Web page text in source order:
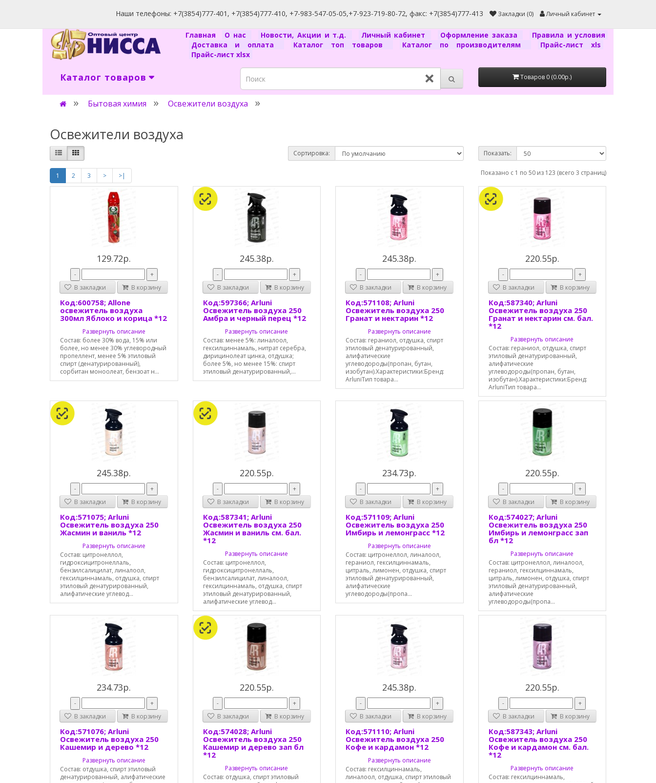
Наши телефоны: +7(3854)777-401, +7(3854)777-410, +7-983-547-05-05,+7-923-719-80-72, факс: +7(3854)777-413 Закладки (0) Личный кабинет
Главная О нас Новости, Акции и т.д. Личный кабинет Оформление заказа
Правила и условия
Доставка и оплата
Каталог топ товаров Каталог по производителям
Прайс-лист xls
Прайс-лист xlsx
Каталог товаров × Товаров 0 (0.00р.)
Бытовая химия Освежители воздуха
Освежители воздуха
Сортировка: Показать:
1 2 3 > >| Показано с 1 по 50 из 123 (всего 3 страниц)
129.72р.
-
+
В закладки
В корзину
Код:600758; Allone
освежитель воздуха
300мл Яблоко и корица *12
Развернуть описание
Состав: более 30% вода, 15% или
более, но менее 30% углевородный
пропеллент, менее 5% этиловый
спирт (денатурированный),
сорбитан моноолеат, бензоат н...
245.38р.
-
+
В закладки
В корзину
Код:597366; Arluni
Освежитель воздуха 250
Амбра и черный перец *12
Развернуть описание
Состав: менее 5%: линалоол,
гексилциннамаль, нитрат серебра,
дирицинолеат цинка, отдушка;
более 5%, но менее 15%: спирт
этиловый денатурированный,...
245.38р.
-
+
В закладки
В корзину
Код:571108; Arluni
Освежитель воздуха 250
Гранат и нектарин *12
Развернуть описание
Состав: гераниол, отдушка, спирт
этиловый денатурированный,
алифатические
углеводороды(пропан, бутан,
изобутан).Характеристики:Бренд:
ArluniТип товара...
220.55р.
-
+
В закладки
В корзину
Код:587340; Arluni
Освежитель воздуха 250
Гранат и нектарин см. бал.
*12
Развернуть описание
Состав: гераниол, отдушка, спирт
этиловый денатурированный,
алифатические
углеводороды(пропан, бутан,
изобутан).Характеристики:Бренд:
ArluniТип товара...
245.38р.
-
+
В закладки
В корзину
Код:571075; Arluni
Освежитель воздуха 250
Жасмин и ваниль *12
Развернуть описание
Состав: цитронеллол,
гидроксицитронеллаль,
бензилсалицилат, линалоол,
гексилциннамаль, отдушка, спирт
этиловый денатурированный,
алифатические углевод...
220.55р.
-
+
В закладки
В корзину
Код:587341; Arluni
Освежитель воздуха 250
Жасмин и ваниль см. бал.
*12
Развернуть описание
Состав: цитронеллол,
гидроксицитронеллаль,
бензилсалицилат, линалоол,
гексилциннамаль, отдушка, спирт
этиловый денатурированный,
алифатические углевод...
234.73р.
-
+
В закладки
В корзину
Код:571109; Arluni
Освежитель воздуха 250
Имбирь и лемонграсс *12
Развернуть описание
Состав: цитронеллол, линалоол,
гераниол, гексилциннамаль,
цитраль, лимонен, отдушка, спирт
этиловый денатурированный,
алифатические
углеводороды(пропа...
220.55р.
-
+
В закладки
В корзину
Код:574027; Arluni
Освежитель воздуха 250
Имбирь и лемонграсс зап
бл *12
Развернуть описание
Состав: цитронеллол, линалоол,
гераниол, гексилциннамаль,
цитраль, лимонен, отдушка, спирт
этиловый денатурированный,
алифатические
углеводороды(пропа...
234.73р.
-
+
В закладки
В корзину
Код:571076; Arluni
Освежитель воздуха 250
Кашемир и дерево *12
Развернуть описание
Состав: отдушка, спирт этиловый
денатурированный, алифатические
220.55р.
-
+
В закладки
В корзину
Код:574028; Arluni
Освежитель воздуха 250
Кашемир и дерево зап бл
*12
Развернуть описание
Состав: отдушка, спирт этиловый
245.38р.
-
+
В закладки
В корзину
Код:571110; Arluni
Освежитель воздуха 250
Кофе и кардамон *12
Развернуть описание
Состав: гексилциннамаль,
линалоол, отдушка, спирт этиловый
220.55р.
-
+
В закладки
В корзину
Код:587343; Arluni
Освежитель воздуха 250
Кофе и кардамон см. бал.
*12
Развернуть описание
Состав: гексилциннамаль,